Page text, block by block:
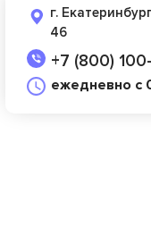
г.
46
+7 (800)
ежедневно с